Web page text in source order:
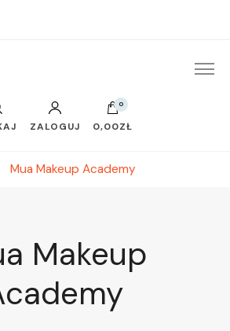
ZALOGUJ
0
0,00ZŁ
Mua Makeup Academy
Makeup